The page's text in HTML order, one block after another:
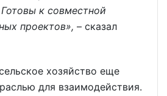
к совместной
проектов», – сказал
хозяйство еще
для взаимодействия.